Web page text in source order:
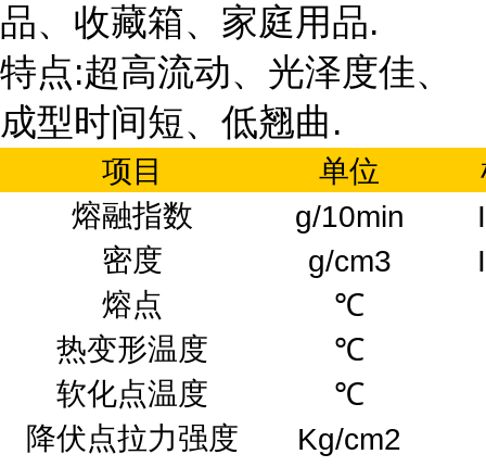
品、收藏箱、家庭用品.
特点:超高流动、光泽度佳、
成型时间短、低翘曲.
项目 单位
熔融指数
g/10min
密度
g/cm3
熔点
℃
热变形温度
℃
软化点温度
℃
降伏点拉力强度
Kg/cm2